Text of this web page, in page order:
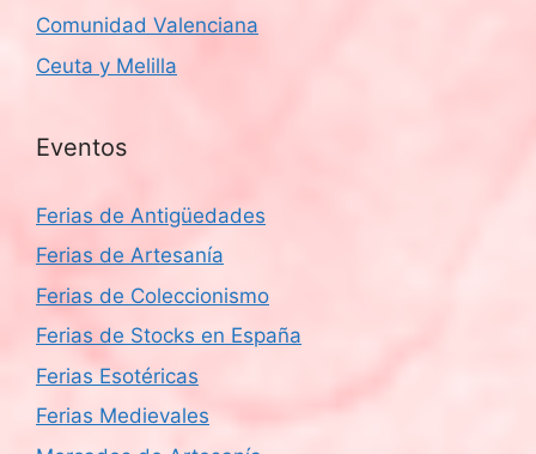
Comunidad Valenciana
Ceuta y Melilla
Eventos
Ferias de Antigüedades
Ferias de Artesanía
Ferias de Coleccionismo
Ferias de Stocks en España
Ferias Esotéricas
Ferias Medievales